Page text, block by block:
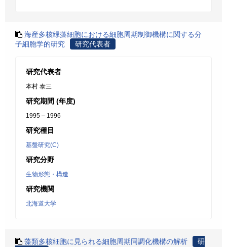
海産多核緑藻細胞における細胞周期制御機構に関する分
子細胞学的研究
研究代表者
研究代表者
本村 泰三
研究期間 (年度)
1995 – 1996
研究種目
基盤研究(C)
研究分野
生物形態・構造
研究機関
北海道大学
藻類多核細胞に見られる細胞周期同調化機構の解析
研